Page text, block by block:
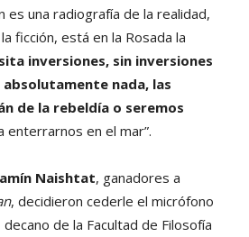
es una radiografía de la realidad,
ficción, está en la Rosada la
inversiones, sin inversiones
absolutamente nada, las
de la rebeldía o seremos
enterrarnos en el mar”.
Naishtat, ganadores a
, decidieron cederle el micrófono
decano de la Facultad de Filosofía